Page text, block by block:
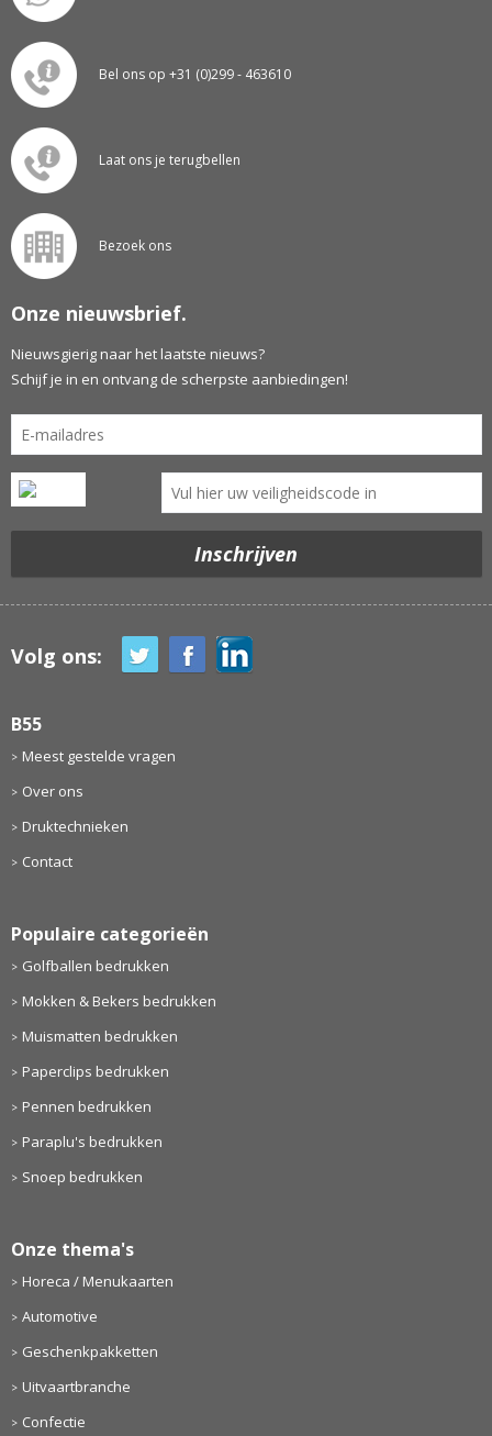
Bel ons op +31 (0)299 - 463610
Laat ons je terugbellen
Bezoek ons
Onze nieuwsbrief.
Nieuwsgierig naar het laatste nieuws?
Schijf je in en ontvang de scherpste aanbiedingen!
Volg ons:
B55
Meest gestelde vragen
Over ons
Druktechnieken
Contact
Populaire categorieën
Golfballen bedrukken
Mokken & Bekers bedrukken
Muismatten bedrukken
Paperclips bedrukken
Pennen bedrukken
Paraplu's bedrukken
Snoep bedrukken
Onze thema's
Horeca / Menukaarten
Automotive
Geschenkpakketten
Uitvaartbranche
Confectie